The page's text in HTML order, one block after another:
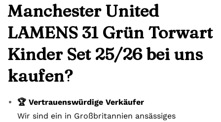
Manchester United
LAMENS 31 Grün Torwart
Kinder Set 25/26 bei uns
kaufen?
🏆 Vertrauenswürdige Verkäufer
Wir sind ein in Großbritannien ansässiges